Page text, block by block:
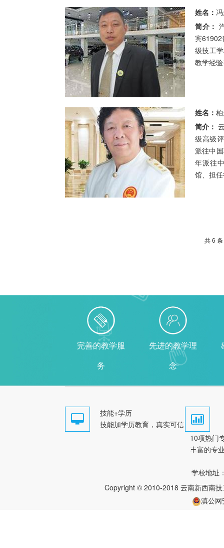
姓名：
简介：
宾
级技工
教学经
姓名：
简介：
级高级
派往中
年派往
馆、担
共 6 条
完善的教学服
务
先进的教学理
念
技能+学历
技能加学历教育，真实可信
10项热门
丰富的专
学校地址
Copyright © 2010-2018 云南新西南
滇公